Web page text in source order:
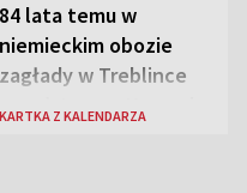
84 lata temu w
niemieckim obozie
zagłady w Treblince
zmarł Janusz Korczak
KARTKA Z KALENDARZA